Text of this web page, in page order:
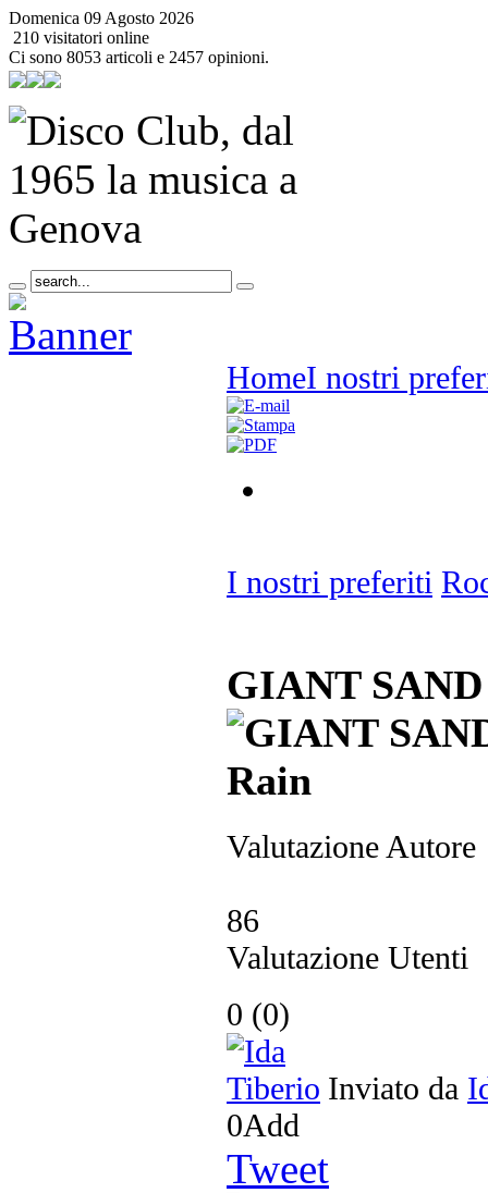
Domenica 09 Agosto 2026
210 visitatori online
Ci sono 8053 articoli e 2457 opinioni.
HomeI nostri
I nostri preferiti
GIANT
Valutazione Autore
86
Valutazione Utenti
0 (0)
Inviato da
0Add
Tweet